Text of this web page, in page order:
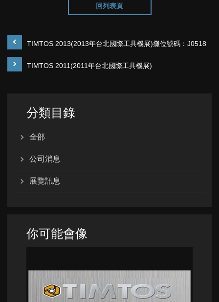
回列表頁
TIMTOS 2013(2013年台北國際工具機展)攤位號碼：J0518
TIMTOS 2011(2011年台北國際工具機展)
分類目錄
全部
公司消息
展覽訊息
你可能會像